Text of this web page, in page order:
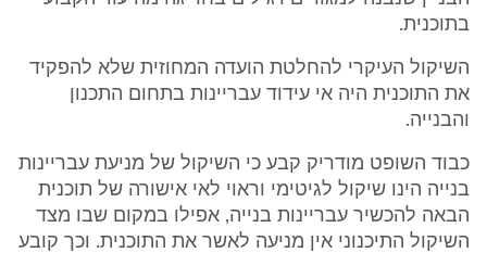
בתוכנית.
השיקול העיקרי להחלטת הועדה המחוזית שלא להפקיד
את התוכנית היה אי עידוד עבריינות בתחום התכנון
והבנייה.
כבוד השופט מודריק קבע כי השיקול של מניעת עבריינות
בנייה הינו שיקול לגיטימי וראוי לאי אישורה של תוכנית
הבאה להכשיר עבריינות בנייה, אפילו במקום שבו מצד
השיקול התיכנוני אין מניעה לאשר את התוכנית. וכך קובע